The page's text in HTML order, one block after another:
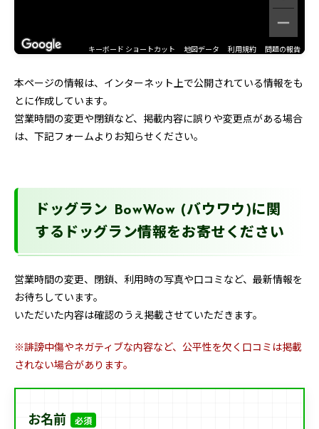
キーボード ショートカット 地図データ 利用規約 問題の報告
本ページの情報は、インターネット上で公開されている情報をも
とに作成しています。
営業時間の変更や閉鎖など、掲載内容に誤りや変更点がある場合
は、下記フォームよりお知らせください。
ドッグラン BowWow (バウワウ)に関
するドッグラン情報をお寄せください
営業時間の変更、閉鎖、利用時の写真や口コミなど、最新情報を
お待ちしています。
いただいた内容は確認のうえ掲載させていただきます。
※誹謗中傷やネガティブな内容など、公平性を欠く口コミは掲載
されない場合があります。
お名前 必須